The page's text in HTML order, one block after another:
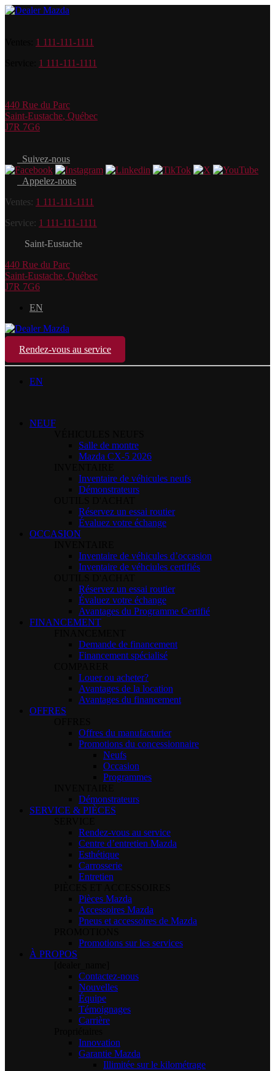
1 111-111-1111
1 111-111-1111
440 Rue du Parc
Saint-Eustache, Québec
J7R 7G6
Suivez-nous
Appelez-nous
Ventes: 1 111-111-1111
Service: 1 111-111-1111
Saint-Eustache
440 Rue du Parc
Saint-Eustache, Québec
J7R 7G6
EN
Rendez-vous au service
EN
NEUF
Salle de montre
Mazda CX-5 2026
Inventaire de véhicules neufs
Démonstrateurs
Réservez un essai routier
Évaluez votre échange
OCCASION
Inventaire de véhicules d’occasion
Inventaire de véhciules certifiés
Réservez un essai routier
Évaluez votre échange
Avantages du Programme Certifié
FINANCEMENT
Demande de financement
Financement spécialisé
Louer ou acheter?
Avantages de la location
Avantages du financement
OFFRES
Offres du manufacturier
Promotions du concessionnaire
Neufs
Occasion
Programmes
Démonstrateurs
SERVICE & PIÈCES
Rendez-vous au service
Centre d’entretien Mazda
Esthétique
Carrosserie
Entretien
Pièces Mazda
Accessoires Mazda
Pneus et accessoires de Mazda
Promotions sur les services
À PROPOS
Contactez-nous
Nouvelles
Équipe
Témoignages
Carrière
Innovation
Garantie Mazda
Illimitée sur le kilométrage